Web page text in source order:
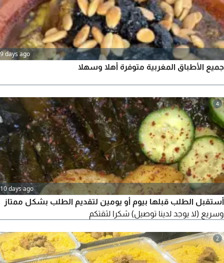
9 days ago
جميع الأطباق المغربية متوفرة أهلا وسهلا
4
10 days ago
أستقبل الطلب قبلها بيوم أو يومين لتقديم الطلب بشكل ممتاز
وسريع (لا يوجد لدينا توصيل) شكرا لثقتكم
2